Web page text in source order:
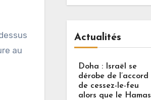
au
Actualités
Doha : Israël se
dérobe de l’accord
de cessez-le-feu
alors que le Hamas